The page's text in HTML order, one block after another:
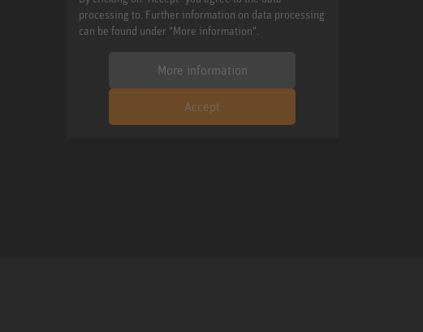
processing to. Further information on data processing
can be found under "More information".
More information
Accept